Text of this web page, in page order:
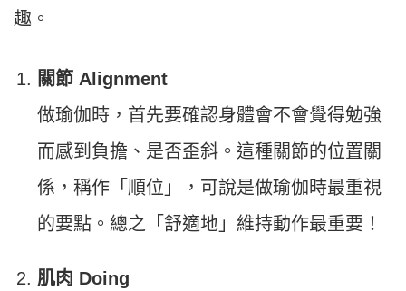
趣。
關節 Alignment
做瑜伽時，首先要確認身體會不會覺得勉強
而感到負擔、是否歪斜。這種關節的位置關
係，稱作「順位」，可說是做瑜伽時最重視
的要點。總之「舒適地」維持動作最重要！
肌肉 Doing